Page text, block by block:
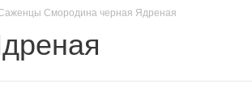
Смородина черная Ядреная